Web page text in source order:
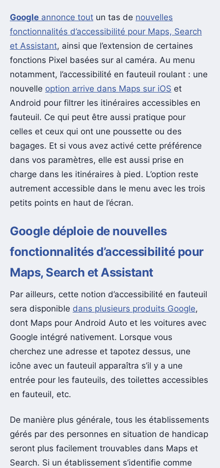
Google annonce tout un tas de nouvelles
fonctionnalités d’accessibilité pour Maps, Search
et Assistant, ainsi que l’extension de certaines
fonctions Pixel basées sur al caméra. Au menu
notamment, l’accessibilité en fauteuil roulant : une
nouvelle option arrive dans Maps sur iOS et
Android pour filtrer les itinéraires accessibles en
fauteuil. Ce qui peut être aussi pratique pour
celles et ceux qui ont une poussette ou des
bagages. Et si vous avez activé cette préférence
dans vos paramètres, elle est aussi prise en
charge dans les itinéraires à pied. L’option reste
autrement accessible dans le menu avec les trois
petits points en haut de l’écran.
Google déploie de nouvelles
fonctionnalités d’accessibilité pour
Maps, Search et Assistant
Par ailleurs, cette notion d’accessibilité en fauteuil
sera disponible dans plusieurs produits Google,
dont Maps pour Android Auto et les voitures avec
Google intégré nativement. Lorsque vous
cherchez une adresse et tapotez dessus, une
icône avec un fauteuil apparaîtra s’il y a une
entrée pour les fauteuils, des toilettes accessibles
en fauteuil, etc.
De manière plus générale, tous les établissements
gérés par des personnes en situation de handicap
seront plus facilement trouvables dans Maps et
Search. Si un établissement s’identifie comme